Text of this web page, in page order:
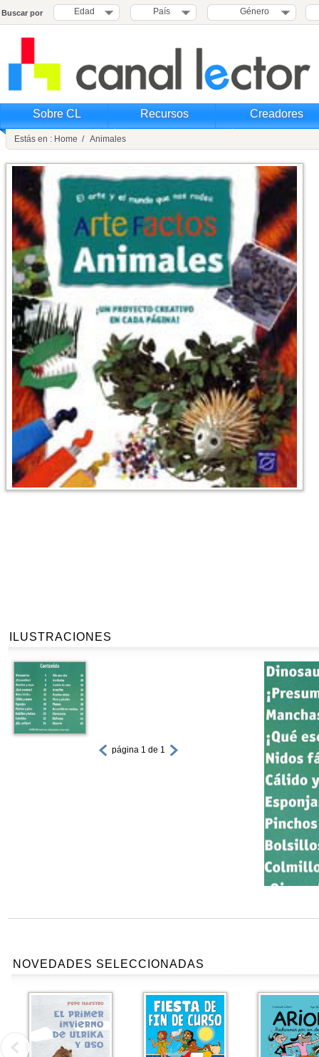
Buscar por Edad País Género
Sobre CL Recursos Creadores
Estás en : Home / Animales
ILUSTRACIONES
página 1 de 1
NOVEDADES SELECCIONADAS